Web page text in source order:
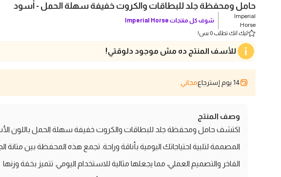
حامل ومحفظة جلد للبطاقات والكروت خفيفة سهلة الحمل - أسود
Imperial
Horse
شوف كل منتجات Imperial Horse
ليك انك تطلب 0 بس!
للأسف المنتج ده مش موجود دلوقتي!
14 يوم إسترجاع مجاني
وصف المنتج
اكتشف حامل ومحفظة جلد للبطاقات والكروت خفيفة سهلة الحمل باللون
المصممة لتلبية احتياجاتك اليومية بأناقة وراحة. تجمع هذه المحفظة بين متانة
الفاخر والتصميم العملي، مما يجعلها مثالية للاستخدام اليومي. تتميز بخفة وزنها